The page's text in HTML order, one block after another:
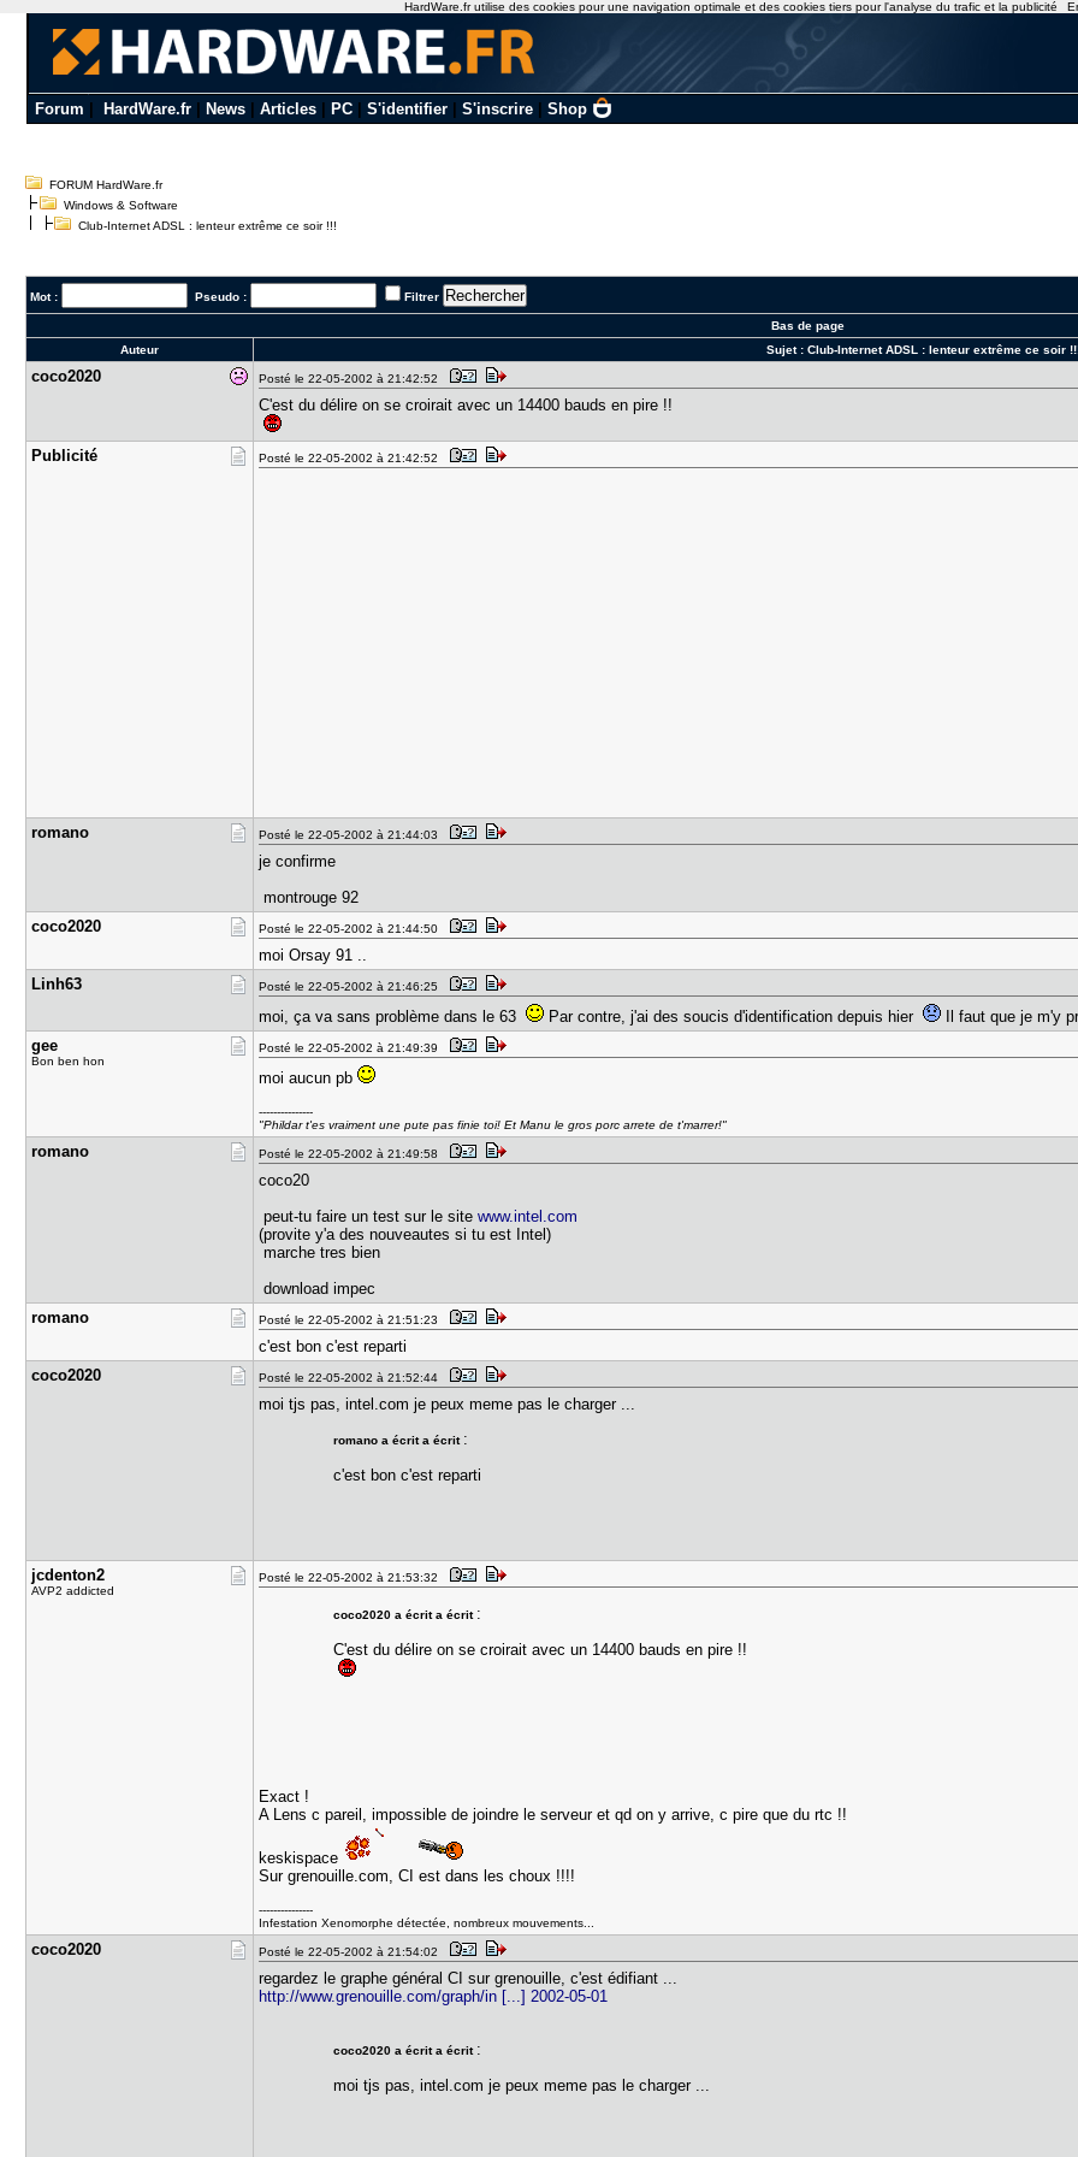
Forum HardWare.fr| News| Articles| PC| S'identifier| S'inscrire| Shop
FORUM HardWare.fr
Windows & Software
Club-Internet ADSL : lenteur extrême ce soir !!!
Mot : Pseudo : Filtrer
Bas de page
Auteur
Sujet :Club-Internet ADSL : lenteur extrême ce soir
coco2020 Posté le 22-05-2002 à 21:42:52
C'est du délire on se croirait avec un 14400 bauds en pire !!
Publicité Posté le 22-05-2002 à 21:42:52
romano Posté le 22-05-2002 à 21:44:03
je confirme
montrouge 92
coco2020
Posté le 22-05-2002 à 21:44:50
moi Orsay 91 ..
Linh63
Posté le 22-05-2002 à 21:46:25
moi, ça va sans problème dans le 63 Par contre, j'ai des soucis d'identification depuis hier
Il faut que je m'y
gee
Bon ben hon
Posté le 22-05-2002 à 21:49:39
moi aucun pb
---------------
"Phildar t'es vraiment une pute pas finie toi! Et Manu le gros porc arrete de t'marrer!"
romano Posté le 22-05-2002 à 21:49:58
coco20
peut-tu faire un test sur le sitewww.intel.com
(provite y'a des nouveautes si tu est Intel)
marche tres bien
download impec
romano
Posté le 22-05-2002 à 21:51:23
c'est bon c'est reparti
coco2020
Posté le 22-05-2002 à 21:52:44
moi tjs pas, intel.com je peux meme pas le charger ...
romano a écrit a écrit :
c'est bon c'est reparti
jcdenton2
AVP2 addicted
Posté le 22-05-2002 à 21:53:32
coco2020 a écrit a écrit :
C'est du délire on se croirait avec un 14400 bauds en pire !!
Exact !
A Lens c pareil, impossible de joindre le serveur et qd on y arrive, c pire que du rtc !!
keskispace
Sur grenouille.com, CI est dans les choux !!!!
---------------
Infestation Xenomorphe détectée, nombreux mouvements...
coco2020 Posté le 22-05-2002 à 21:54:02
regardez le graphe général CI sur grenouille, c'est édifiant ...
http://www.grenouille.com/graph/in [...] 2002-05-01
coco2020 a écrit a écrit :
moi tjs pas, intel.com je peux meme pas le charger ...
HardWare.fr utilise des cookies pour une navigation optimale et des cookies tiers pour l'analyse du trafic et la publicité